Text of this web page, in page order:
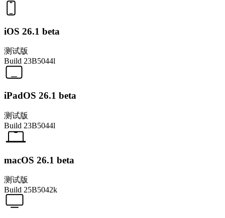
iOS 26.1 beta
测试版
Build 23B5044l
iPadOS 26.1 beta
测试版
Build 23B5044l
macOS 26.1 beta
测试版
Build 25B5042k